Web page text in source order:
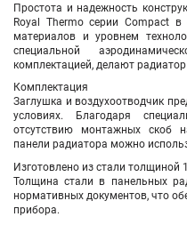
Простота и надежность
Royal Thermo серии Compact
материалов и уровнем
специальной
комплектацией, делают
Комплектация
Заглушка и воздухоотводчик
условиях. Благодаря
отсутствию монтажных скоб
панели радиатора можно
Изготовлено из стали толщиной
Толщина стали в панельных
нормативных документов, что
прибора.